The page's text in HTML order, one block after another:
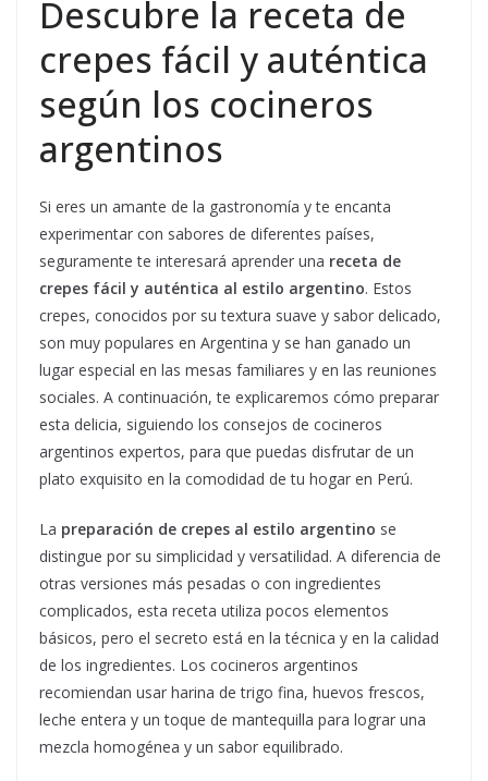
Descubre la receta de
crepes fácil y auténtica
según los cocineros
argentinos
Si eres un amante de la gastronomía y te encanta
experimentar con sabores de diferentes países,
seguramente te interesará aprender una receta de
crepes fácil y auténtica al estilo argentino. Estos
crepes, conocidos por su textura suave y sabor delicado,
son muy populares en Argentina y se han ganado un
lugar especial en las mesas familiares y en las reuniones
sociales. A continuación, te explicaremos cómo preparar
esta delicia, siguiendo los consejos de cocineros
argentinos expertos, para que puedas disfrutar de un
plato exquisito en la comodidad de tu hogar en Perú.
La preparación de crepes al estilo argentino se
distingue por su simplicidad y versatilidad. A diferencia de
otras versiones más pesadas o con ingredientes
complicados, esta receta utiliza pocos elementos
básicos, pero el secreto está en la técnica y en la calidad
de los ingredientes. Los cocineros argentinos
recomiendan usar harina de trigo fina, huevos frescos,
leche entera y un toque de mantequilla para lograr una
mezcla homogénea y un sabor equilibrado.